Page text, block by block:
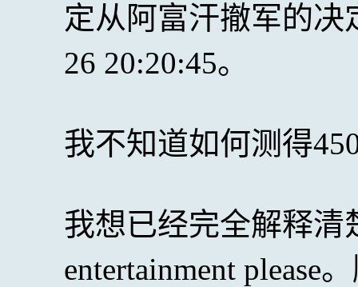
定从阿富汗撤军的决
26 20:20:45。
我不知道如何测得
我想已经完全解释清
entertainment please